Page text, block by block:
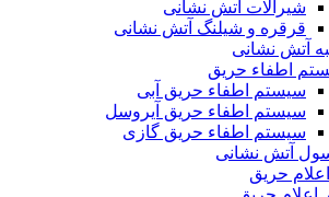
شیرآلات آتش نشانی
قرقره و شیلنگ آتش نشانی
آتش نشانی
اطفاء حریق
سیستم اطفاء حریق آبی
سیستم اطفاء حریق آیروسل
سیستم اطفاء حریق گازی
آتش نشانی
حریق